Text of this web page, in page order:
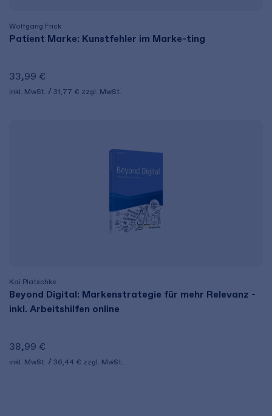
Wolfgang Frick
Patient Marke: Kunstfehler im Marke-ting
33,99 €
inkl. MwSt. 31,77 € zzgl. MwSt.
Kai Platschke
Beyond Digital: Markenstrategie für mehr Relevanz -
inkl. Arbeitshilfen online
38,99 €
inkl. MwSt. 36,44 € zzgl. MwSt.